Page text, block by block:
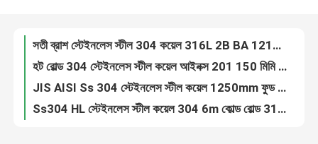
মান নিয়ন্ত্রণ
যোগাযোগ করুন
কোল্ড রোল্ড স্টেইনলেস স্টিল কয়েল 316L 409 316 2B BA 800mm
ASTM AiSi JIS স্টেইনলেস স্টীল কয়েল 316 410 430 আইনক্স 201 1000 মিমি
304N 310S স্টেইনলেস স্টীল স্ট্রিপ কয়েল ঢালাই ধাতু 100mm
Aisi 304 301L স্টেইনলেস স্টীল কয়েল মেটাল 2000mm কোল্ড রোল্ড